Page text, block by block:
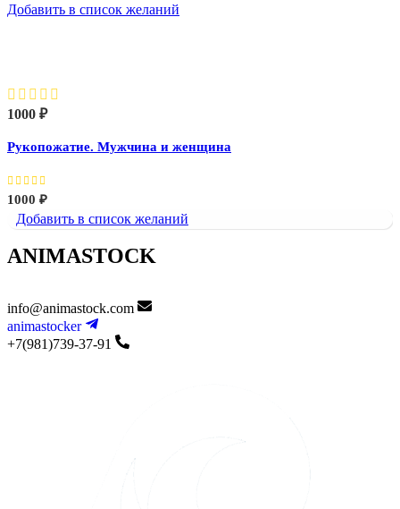
Добавить в список желаний
1000 ₽
Рукопожатие. Мужчина и женщина
1000 ₽
Добавить в список желаний
ANIMASTOCK
info@animastock.com
animastocker
+7(981)739-37-91